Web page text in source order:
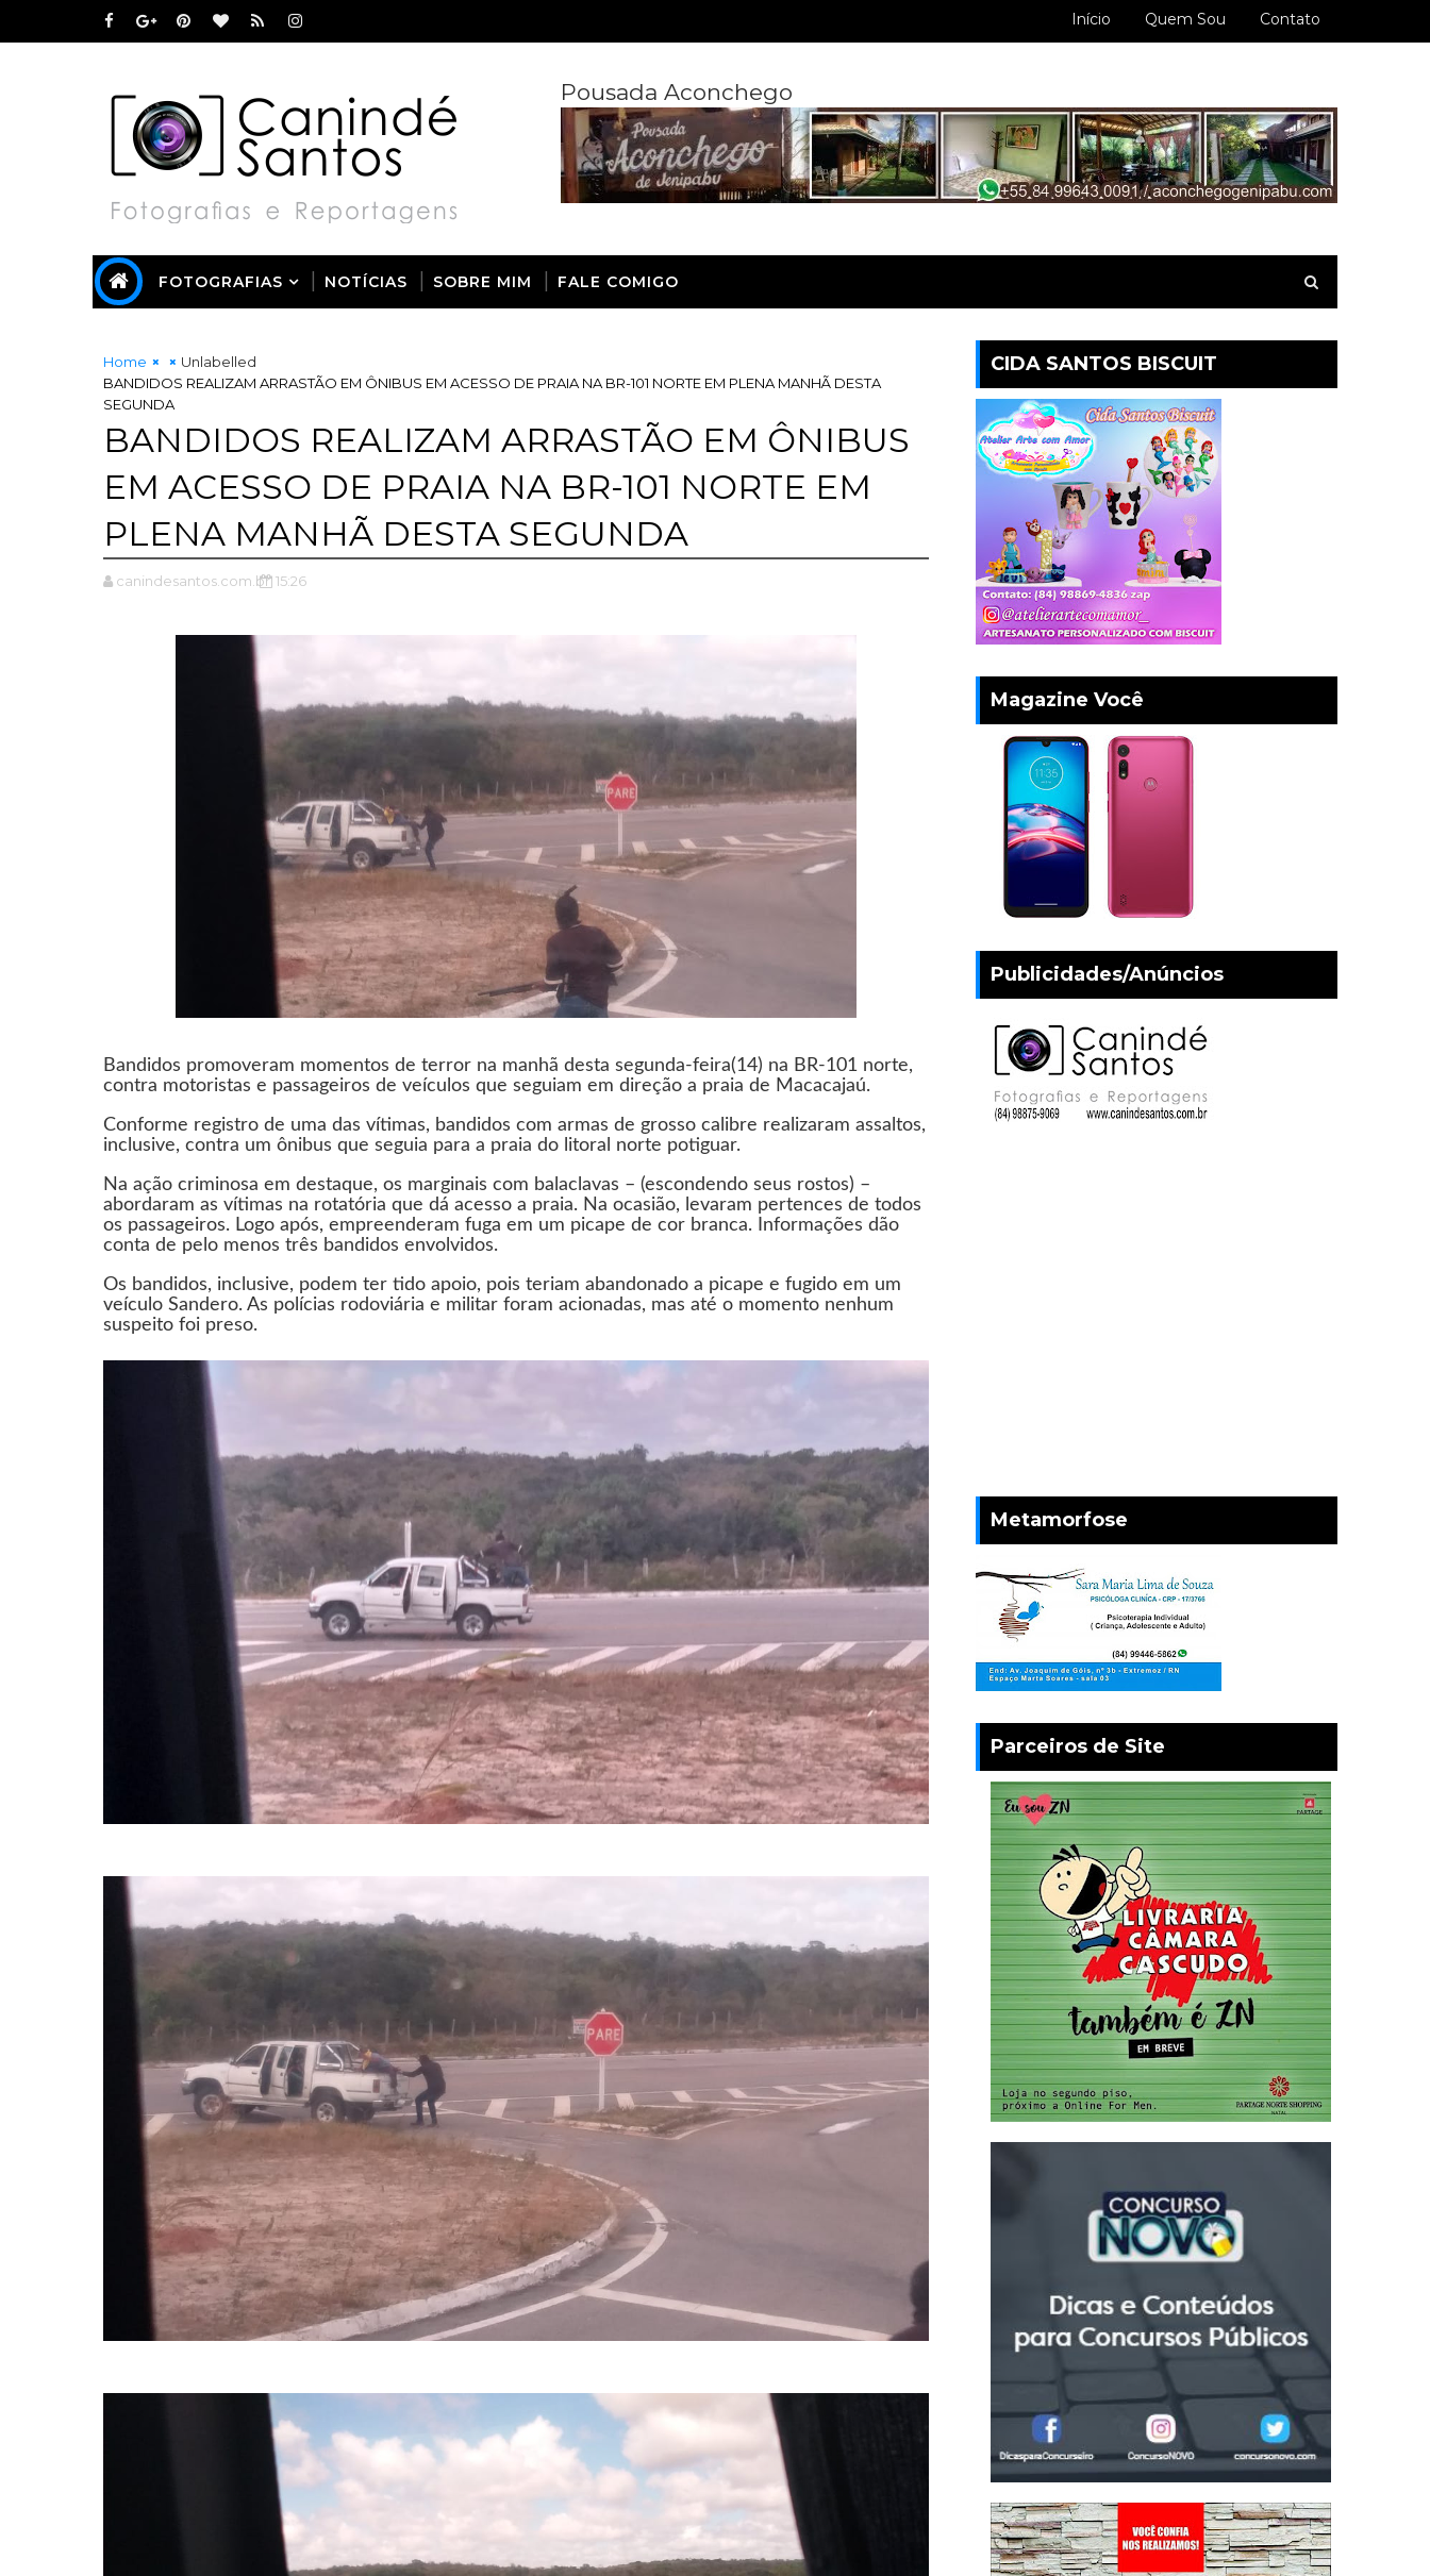
Início Quem Sou Contato
Pousada Aconchego
FOTOGRAFIAS NOTÍCIAS SOBRE MIM FALE COMIGO
Home
Unlabelled
BANDIDOS REALIZAM ARRASTÃO EM ÔNIBUS EM ACESSO DE PRAIA NA BR-101 NORTE EM PLENA MANHÃ DESTA
SEGUNDA
BANDIDOS REALIZAM ARRASTÃO EM ÔNIBUS
EM ACESSO DE PRAIA NA BR-101 NORTE EM
PLENA MANHÃ DESTA SEGUNDA
canindesantos.com.br 15:26
Bandidos promoveram momentos de terror na manhã desta segunda-feira(14) na BR-101 norte,
contra motoristas e passageiros de veículos que seguiam em direção a praia de Macacajaú.
Conforme registro de uma das vítimas, bandidos com armas de grosso calibre realizaram assaltos,
inclusive, contra um ônibus que seguia para a praia do litoral norte potiguar.
Na ação criminosa em destaque, os marginais com balaclavas – (escondendo seus rostos) –
abordaram as vítimas na rotatória que dá acesso a praia. Na ocasião, levaram pertences de todos
os passageiros. Logo após, empreenderam fuga em um picape de cor branca. Informações dão
conta de pelo menos três bandidos envolvidos.
Os bandidos, inclusive, podem ter tido apoio, pois teriam abandonado a picape e fugido em um
veículo Sandero. As polícias rodoviária e militar foram acionadas, mas até o momento nenhum
suspeito foi preso.
CIDA SANTOS BISCUIT
Magazine Você
Publicidades/Anúncios
Metamorfose
Parceiros de Site